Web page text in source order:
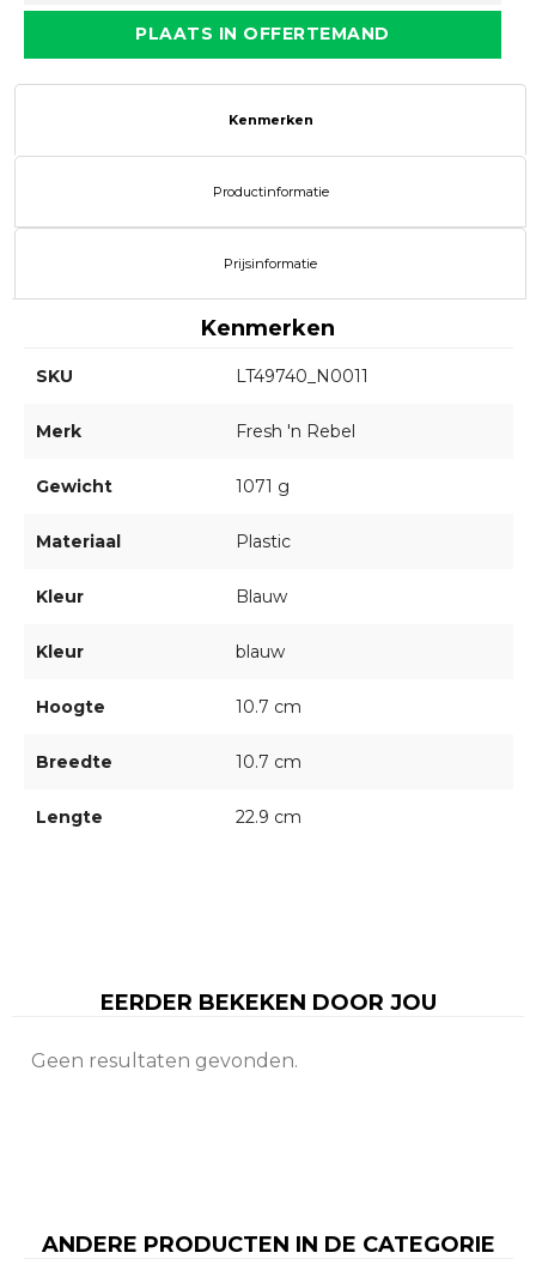
PLAATS IN OFFERTEMAND
Kenmerken
Productinformatie
Prijsinformatie
Kenmerken
SKU LT49740_N0011
Merk Fresh 'n Rebel
Gewicht 1071 g
Materiaal Plastic
Kleur Blauw
Kleur blauw
Hoogte 10.7 cm
Breedte 10.7 cm
Lengte 22.9 cm
EERDER BEKEKEN DOOR JOU
Geen resultaten gevonden.
ANDERE PRODUCTEN IN DE CATEGORIE